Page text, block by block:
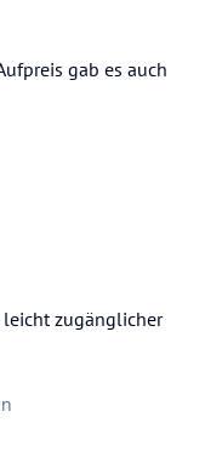
gab es auch
zugänglicher